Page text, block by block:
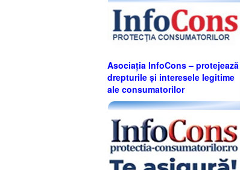
Asociația InfoCons – protejează
drepturile și interesele legitime
ale consumatorilor